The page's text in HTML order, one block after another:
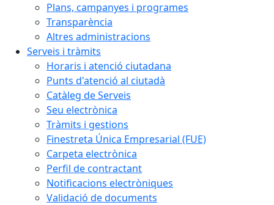
Plans, campanyes i programes
Transparència
Altres administracions
Serveis i tràmits
Horaris i atenció ciutadana
Punts d'atenció al ciutadà
Catàleg de Serveis
Seu electrònica
Tràmits i gestions
Finestreta Única Empresarial (FUE)
Carpeta electrònica
Perfil de contractant
Notificacions electròniques
Validació de documents